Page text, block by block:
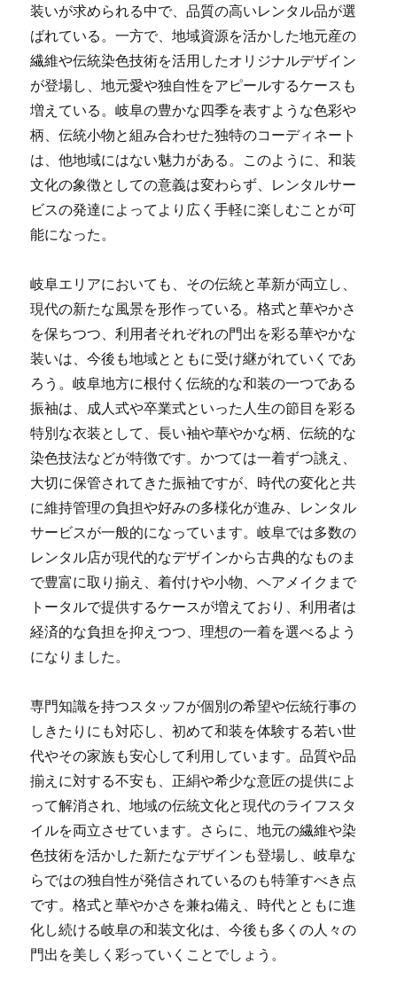
装いが求められる中で、品質の高いレンタル品が選
ばれている。一方で、地域資源を活かした地元産の
繊維や伝統染色技術を活用したオリジナルデザイン
が登場し、地元愛や独自性をアピールするケースも
増えている。岐阜の豊かな四季を表すような色彩や
柄、伝統小物と組み合わせた独特のコーディネート
は、他地域にはない魅力がある。このように、和装
文化の象徴としての意義は変わらず、レンタルサー
ビスの発達によってより広く手軽に楽しむことが可
能になった。
岐阜エリアにおいても、その伝統と革新が両立し、
現代の新たな風景を形作っている。格式と華やかさ
を保ちつつ、利用者それぞれの門出を彩る華やかな
装いは、今後も地域とともに受け継がれていくであ
ろう。岐阜地方に根付く伝統的な和装の一つである
振袖は、成人式や卒業式といった人生の節目を彩る
特別な衣装として、長い袖や華やかな柄、伝統的な
染色技法などが特徴です。かつては一着ずつ誂え、
大切に保管されてきた振袖ですが、時代の変化と共
に維持管理の負担や好みの多様化が進み、レンタル
サービスが一般的になっています。岐阜では多数の
レンタル店が現代的なデザインから古典的なものま
で豊富に取り揃え、着付けや小物、ヘアメイクまで
トータルで提供するケースが増えており、利用者は
経済的な負担を抑えつつ、理想の一着を選べるよう
になりました。
専門知識を持つスタッフが個別の希望や伝統行事の
しきたりにも対応し、初めて和装を体験する若い世
代やその家族も安心して利用しています。品質や品
揃えに対する不安も、正絹や希少な意匠の提供によ
って解消され、地域の伝統文化と現代のライフスタ
イルを両立させています。さらに、地元の繊維や染
色技術を活かした新たなデザインも登場し、岐阜な
らではの独自性が発信されているのも特筆すべき点
です。格式と華やかさを兼ね備え、時代とともに進
化し続ける岐阜の和装文化は、今後も多くの人々の
門出を美しく彩っていくことでしょう。